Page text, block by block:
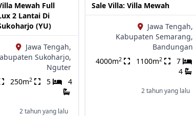
Mewah Full
2 Lantai Di
(YU)
Jawa Tengah,
Sukoharjo,
Nguter
250m2 5 4
2 tahun yang lalu
Sale Villa: Villa Mewah
Jawa Tengah,
Kabupaten Semarang,
Bandungan
4000m2 1100m2
7
4
2 tahun yang lalu